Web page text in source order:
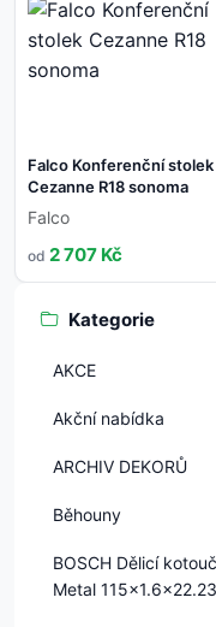
Falco Konferenční stolek
Cezanne R18 sonoma
Falco
od 2 707 Kč
Kategorie
AKCE
Akční nabídka
ARCHIV DEKORŮ
Běhouny
BOSCH Dělicí
Metal